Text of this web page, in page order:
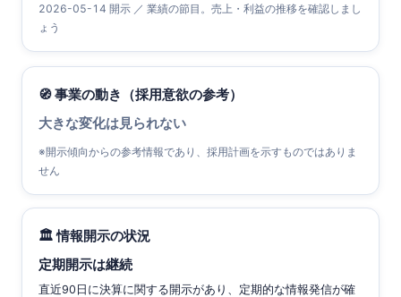
2026-05-14 開示 ／ 業績の節目。売上・利益の推移を確認しまし
ょう
🧭 事業の動き（採用意欲の参考）
大きな変化は見られない
※開示傾向からの参考情報であり、採用計画を示すものではありま
せん
🏛 情報開示の状況
定期開示は継続
直近90日に決算に関する開示があり、定期的な情報発信が確